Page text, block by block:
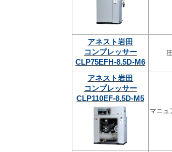
アネスト岩田
コンプレッサー
CLP75EFH-8.5D-M6
アネスト岩田
コンプレッサー
CLP110EF-8.5D-M5
マニュ